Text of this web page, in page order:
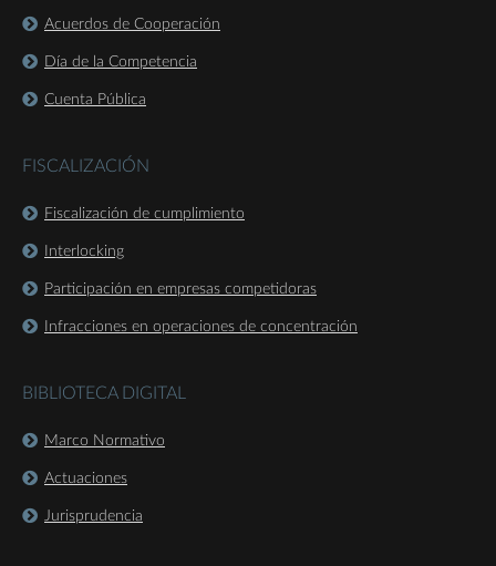
Acuerdos de Cooperación
Día de la Competencia
Cuenta Pública
FISCALIZACIÓN
Fiscalización de cumplimiento
Interlocking
Participación en empresas competidoras
Infracciones en operaciones de concentración
BIBLIOTECA DIGITAL
Marco Normativo
Actuaciones
Jurisprudencia